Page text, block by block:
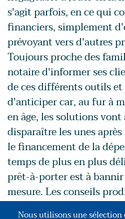
s'agit parfois, en ce qui
financiers, simplement
prévoyant vers d'autres
Toujours proche des
notaire d'informer ses
de ces différents outils
d'anticiper car, au fur à
en âge, les solutions
disparaître les unes
le financement de la
temps de plus en plus
prêt-à-porter est à
mesure. Les conseils
désireux d'anticiper sa
Nous utilisons une sélection